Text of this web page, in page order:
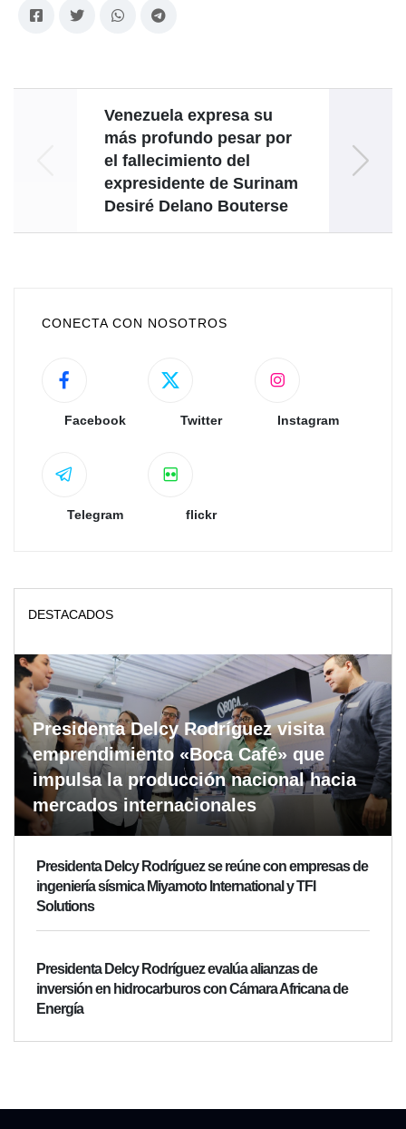
Venezuela expresa su
más profundo pesar por
el fallecimiento del
expresidente de Surinam
Desiré Delano Bouterse
CONECTA CON NOSOTROS
Facebook Twitter Instagram
Telegram flickr
DESTACADOS
Presidenta Delcy Rodríguez visita
emprendimiento «Boca Café» que
impulsa la producción nacional hacia
mercados internacionales
Presidenta Delcy Rodríguez se reúne con empresas de
ingeniería sísmica Miyamoto International y TFI
Solutions
Presidenta Delcy Rodríguez evalúa alianzas de
inversión en hidrocarburos con Cámara Africana de
Energía